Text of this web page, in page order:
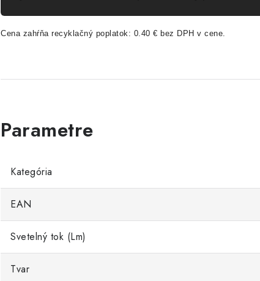
Cena zahŕňa recyklačný poplatok: 0.40 € bez DPH v cene.
Kategória
EAN
Svetelný tok (Lm)
Tvar